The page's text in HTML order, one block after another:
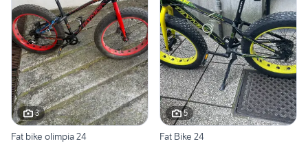
3
Fat bike olimpia 24
5
Fat Bike 24